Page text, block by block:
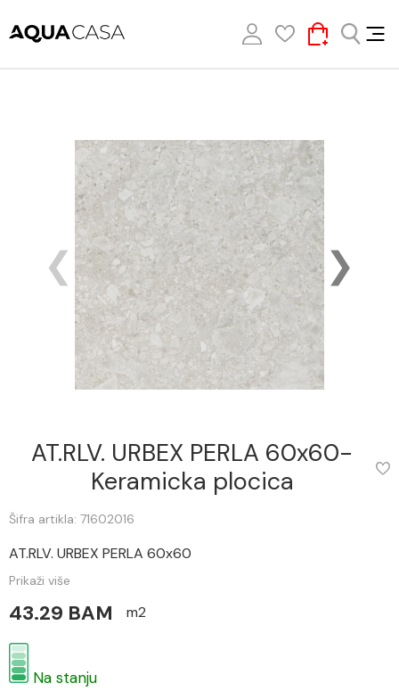
AT.RLV. URBEX PERLA 60x60-
Keramicka plocica
Šifra artikla: 71602016
AT.RLV. URBEX PERLA 60x60
Prikaži više
43.29 BAM m2
Na stanju